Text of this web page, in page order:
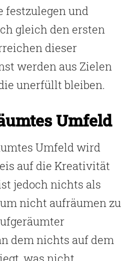
festzulegen und
gleich den ersten
dieser
werden aus Zielen
unerfüllt bleiben.
Umfeld
Umfeld wird
auf die Kreativität
jedoch nichts als
nicht aufräumen zu
dem nichts auf dem